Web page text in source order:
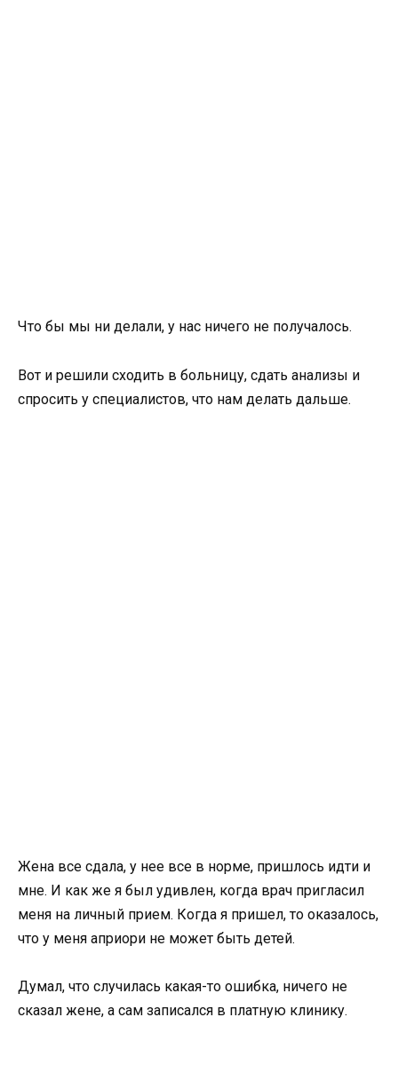
Что бы мы ни делали, у нас ничего не получалось.
Вот и решили сходить в больницу, сдать анализы и
спросить у специалистов, что нам делать дальше.
Жена все сдала, у нее все в норме, пришлось идти и
мне. И как же я был удивлен, когда врач пригласил
меня на личный прием. Когда я пришел, то оказалось,
что у меня априори не может быть детей.
Думал, что случилась какая-то ошибка, ничего не
сказал жене, а сам записался в платную клинику.